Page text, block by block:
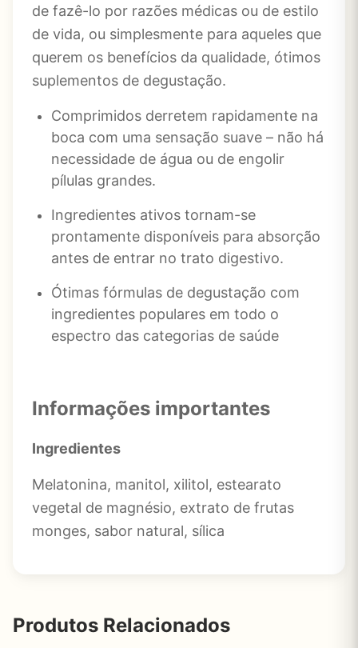
de fazê-lo por razões médicas ou de estilo
de vida, ou simplesmente para aqueles que
querem os benefícios da qualidade, ótimos
suplementos de degustação.
Comprimidos derretem rapidamente na
boca com uma sensação suave – não há
necessidade de água ou de engolir
pílulas grandes.
Ingredientes ativos tornam-se
prontamente disponíveis para absorção
antes de entrar no trato digestivo.
Ótimas fórmulas de degustação com
ingredientes populares em todo o
espectro das categorias de saúde
Informações importantes
Ingredientes
Melatonina, manitol, xilitol, estearato
vegetal de magnésio, extrato de frutas
monges, sabor natural, sílica
Produtos Relacionados